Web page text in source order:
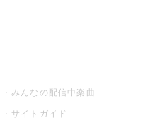
みんなの配信中楽曲
サイトガイド